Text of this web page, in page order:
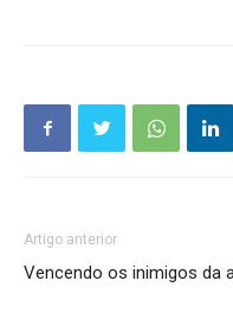
Artigo anterior
Vencendo os inimigos da